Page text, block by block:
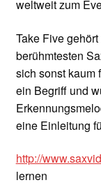
weltweit zum
Take Five
berühmtesten
sich sonst kaum
ein Begriff und
eine Einleitung
http://
lernen